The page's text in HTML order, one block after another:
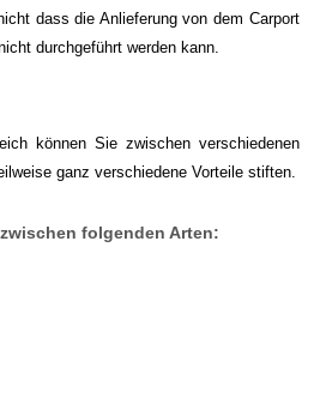
dass die Anlieferung von dem Carport
durchgeführt werden kann.
können Sie zwischen verschiedenen
ganz verschiedene Vorteile stiften.
folgenden Arten: